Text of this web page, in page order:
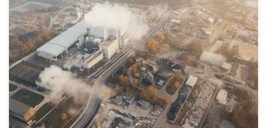
Jak branża marihuany może rozwiązać problem zanieczyszczeń i
zmniejszyć ślad węglowy? Konopie indyjskie nie są tak zielone,
jak sobie wyobrażamy, rozwijający się przemysł konopny może
powodować nadmierne zanieczyszczenie, jak każdy inny przemysł.
Ponieważ jest częścią przemysłu rolniczego, podlega tej samej […]